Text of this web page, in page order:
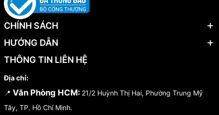
CHÍNH SÁCH
HƯỚNG DẪN
THÔNG TIN LIÊN HỆ
Địa chỉ:
📍 Văn Phòng HCM: 21/2 Huỳnh Thị Hai, Phường Trung Mỹ
Tây, TP. Hồ Chí Minh.